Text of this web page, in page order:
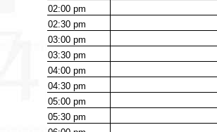
02:00pm
02:30pm
03:00pm
03:30pm
04:00pm
04:30pm
05:00pm
05:30pm